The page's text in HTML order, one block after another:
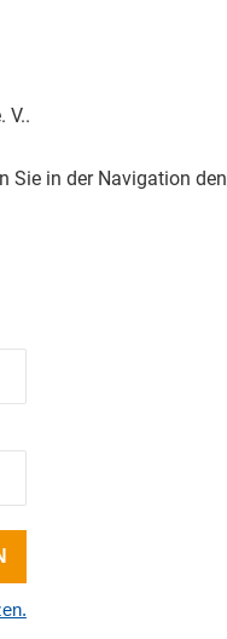
V..
Sie in der Navigation den